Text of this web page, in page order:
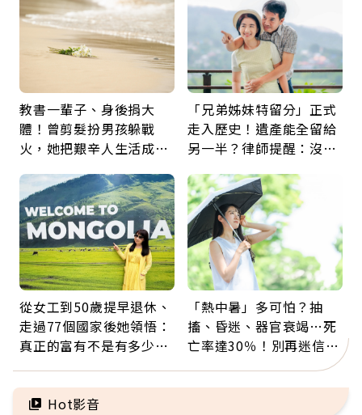
教書一輩子、身後捐大
體！曾剪髮扮男孩躲戰
火，她把艱辛人生活成風
福
「兄弟姊妹特留分」正式
走入歷史！遺產能全留給
另一半？律師提醒：沒做
從女工到50歲提早退休、
走過77個國家後她領悟：
真正的富有不是有多少
自由
「熱中暑」多可怕？抽
搐、昏迷、器官衰竭…死
亡率達30％！別再迷信
「擦酒精、吃退燒藥」，
5招才能真救命
Hot影音